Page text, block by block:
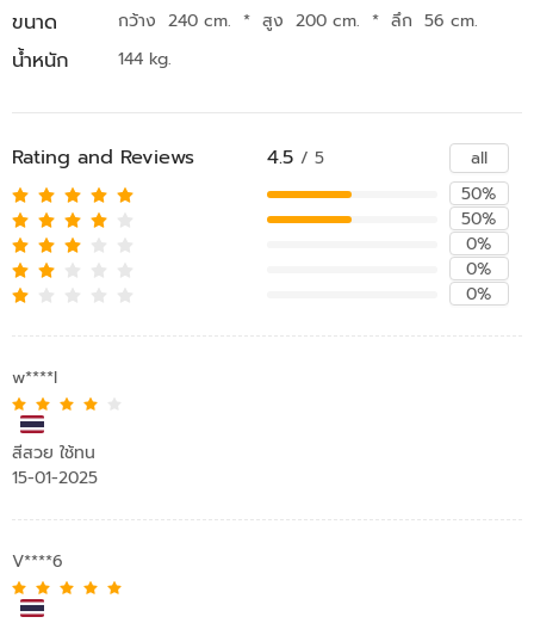
ขนาด กว้าง 240 cm. * สูง 200 cm. * ลึก 56 cm.
น้ำหนัก 144 kg.
Rating and Reviews 4.5 / 5
all
50%
50%
0%
0%
0%
w****l
สีสวย ใช้ทน
15-01-2025
V****6